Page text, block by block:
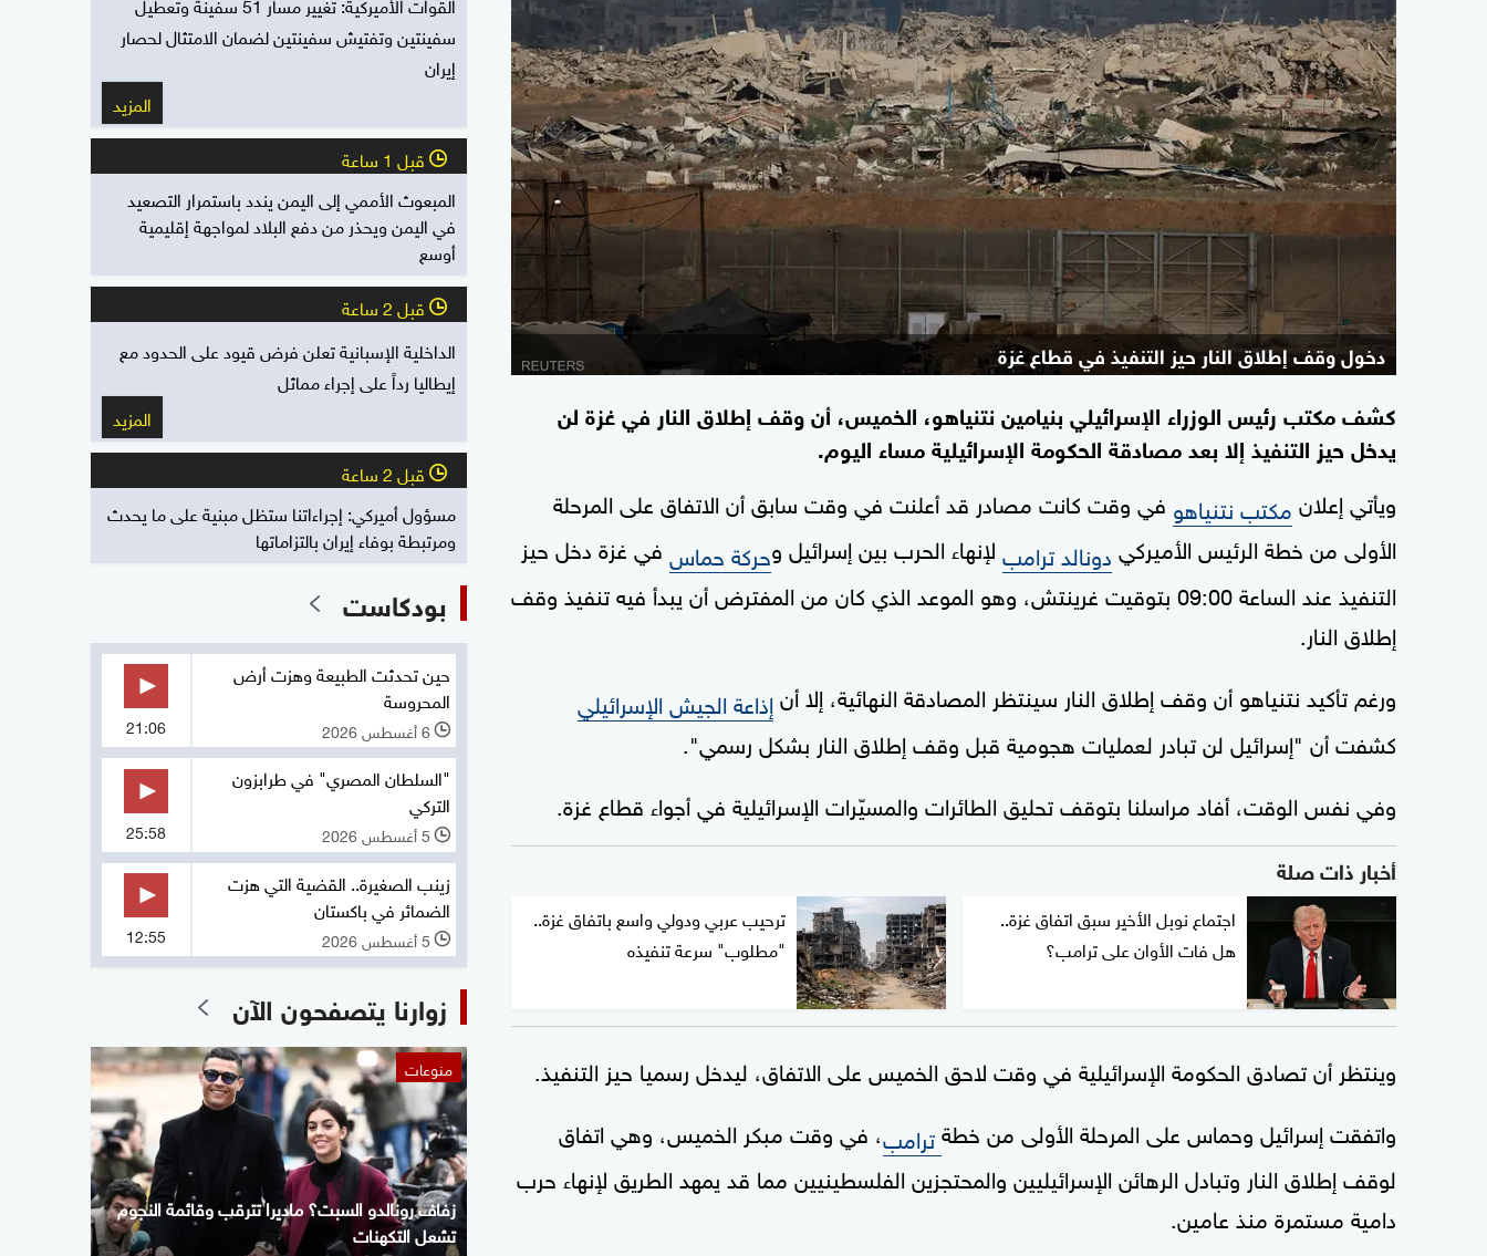
دخول وقف إطلاق النار حيز التنفيذ في قطاع غزة
كشف مكتب رئيس الوزراء الإسرائيلي بنيامين نتنياهو، الخميس، أن وقف إطلاق النار في غزة لن
يدخل حيز التنفيذ إلا بعد مصادقة الحكومة الإسرائيلية مساء اليوم.
ويأتي إعلان مكتب نتنياهو في وقت كانت مصادر قد أعلنت في وقت سابق أن الاتفاق على المرحلة
الأولى من خطة الرئيس الأميركي دونالد ترامب لإنهاء الحرب بين إسرائيل وحركة حماس في غزة دخل حيز
التنفيذ عند الساعة 09:00 بتوقيت غرينتش، وهو الموعد الذي كان من المفترض أن يبدأ فيه تنفيذ وقف
إطلاق النار.
ورغم تأكيد نتنياهو أن وقف إطلاق النار سينتظر المصادقة النهائية، إلا أن إذاعة الجيش الإسرائيلي
كشفت أن "إسرائيل لن تبادر لعمليات هجومية قبل وقف إطلاق النار بشكل رسمي".
وفي نفس الوقت، أفاد مراسلنا بتوقف تحليق الطائرات والمسيّرات الإسرائيلية في أجواء قطاع غزة.
أخبار ذات صلة
اجتماع نوبل الأخير سبق اتفاق غزة..
هل فات الأوان على ترامب؟
ترحيب عربي ودولي واسع باتفاق غزة..
"مطلوب" سرعة تنفيذه
وينتظر أن تصادق الحكومة الإسرائيلية في وقت لاحق الخميس على الاتفاق، ليدخل رسميا حيز التنفيذ.
واتفقت إسرائيل وحماس على المرحلة الأولى من خطةترامب، في وقت مبكر الخميس، وهي اتفاق
لوقف إطلاق النار وتبادل الرهائن الإسرائيليين والمحتجزين الفلسطينيين مما قد يمهد الطريق لإنهاء حرب
دامية مستمرة منذ عامين.
سفينتين وتفتيش سفينتين لضمان الامتثال لحصار
إيران
المزيد
l قبل 1 ساعة
المبعوث الأممي إلى اليمن يندد باستمرار التصعيد
في اليمن ويحذر من دفع البلاد لمواجهة إقليمية
أوسع
l قبل 2 ساعة
الداخلية الإسبانية تعلن فرض قيود على الحدود مع
إيطاليا رداً على إجراء مماثل
المزيد
l قبل 2 ساعة
مسؤول أميركي: إجراءاتنا ستظل مبنية على ما يحدث
ومرتبطة بوفاء إيران بالتزاماتها
بودكاست
حين تحدثت الطبيعة وهزت أرض
المحروسة
l 6 أغسطس 2026 21:06
"السلطان المصري" في طرابزون
التركي
l 5 أغسطس 2026 25:58
زينب الصغيرة.. القضية التي هزت
الضمائر في باكستان
l 5 أغسطس 2026 12:55
زوارنا يتصفحون الآن
منوعات
زفاف رونالدو السبت؟ ماديرا تترقب وقائمة النجوم
تشعل التكهنات